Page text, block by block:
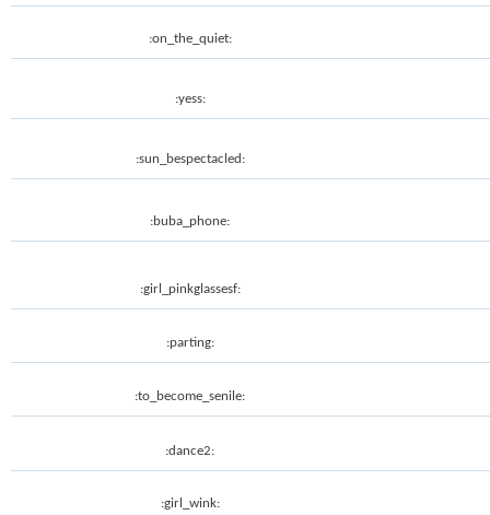
:on_the_quiet:
:yess:
:sun_bespectacled:
:buba_phone:
:girl_pinkglassesf:
:parting:
:to_become_senile:
:dance2:
:girl_wink: